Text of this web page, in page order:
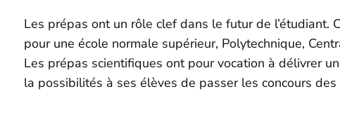
Les prépas ont un rôle clef dans le futur de
pour une école normale supérieur, Polytechnique,
Les prépas scientifiques ont pour vocation à délivrer
la possibilités à ses élèves de passer les concours des